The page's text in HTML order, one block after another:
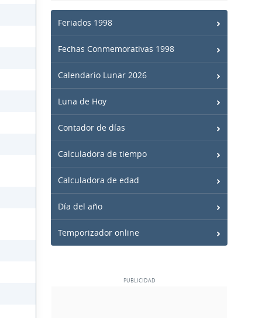
Feriados 1998
Fechas Conmemorativas 1998
Calendario Lunar 2026
Luna de Hoy
Contador de días
Calculadora de tiempo
Calculadora de edad
Día del año
Temporizador online